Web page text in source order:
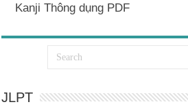
Kanji Thông dụng PDF
JLPT